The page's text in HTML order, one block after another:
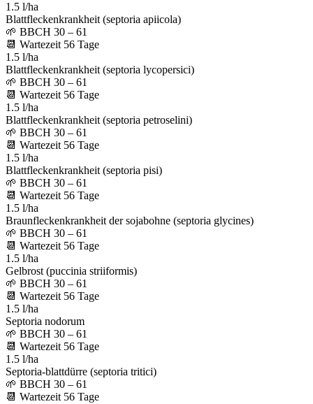
1.5 l/ha
Blattfleckenkrankheit (septoria apiicola)
🌱 BBCH 30 – 61
📆 Wartezeit 56 Tage
1.5 l/ha
Blattfleckenkrankheit (septoria lycopersici)
🌱 BBCH 30 – 61
📆 Wartezeit 56 Tage
1.5 l/ha
Blattfleckenkrankheit (septoria petroselini)
🌱 BBCH 30 – 61
📆 Wartezeit 56 Tage
1.5 l/ha
Blattfleckenkrankheit (septoria pisi)
🌱 BBCH 30 – 61
📆 Wartezeit 56 Tage
1.5 l/ha
Braunfleckenkrankheit der sojabohne (septoria glycines)
🌱 BBCH 30 – 61
📆 Wartezeit 56 Tage
1.5 l/ha
Gelbrost (puccinia striiformis)
🌱 BBCH 30 – 61
📆 Wartezeit 56 Tage
1.5 l/ha
Septoria nodorum
🌱 BBCH 30 – 61
📆 Wartezeit 56 Tage
1.5 l/ha
Septoria-blattdürre (septoria tritici)
🌱 BBCH 30 – 61
📆 Wartezeit 56 Tage